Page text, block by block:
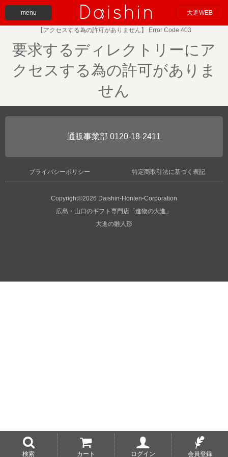
menu 大進WEB
検索 カート ログイン 会員登録
【アクセスする為の許可がありません】 Error Code 403
要求するディレクトリーにア
クセスする為の許可がありま
せん
0120-18-2411
プライバシーポリシー 特定商取引法に基づく表記
Copyright©2026 Daishin-Honten-Corporation
広島・山口のギフト専門店「進物の大進」
大進の雛人形